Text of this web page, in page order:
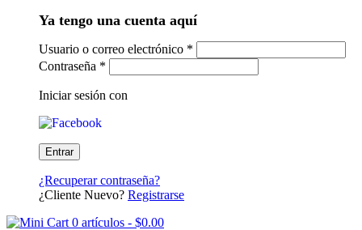
Ya tengo una cuenta aquí
Usuario o correo electrónico *
Contraseña *
Iniciar sesión con
¿Recuperar contraseña?
¿Cliente Nuevo? Registrarse
0 artículos - $0.00